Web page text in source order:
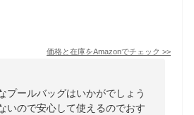
価格と在庫をAmazonでチェック >>
プールバッグはいかがでしょう
いので安心して使えるのでおす